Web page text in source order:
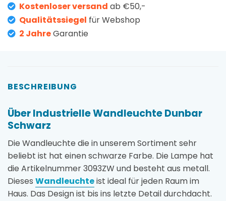
Kostenloser versand ab €50,-
Qualitätssiegel für Webshop
2 JahreGarantie
BESCHREIBUNG
Über Industrielle Wandleuchte Dunbar
Schwarz
Die Wandleuchte die in unserem Sortiment sehr
beliebt ist hat einen schwarze Farbe. Die Lampe hat
die Artikelnummer 3093ZW und besteht aus metall.
Dieses Wandleuchteist ideal für jeden Raum im
Haus. Das Design ist bis ins letzte Detail durchdacht.